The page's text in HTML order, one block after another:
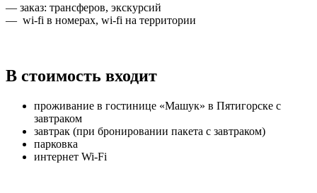
— заказ: трансферов, экскурсий
— wi-fi в номерах, wi-fi на территории
В стоимость входит
проживание в гостинице «Машук» в Пятигорске с
завтраком
завтрак (при бронировании пакета с завтраком)
парковка
интернет Wi-Fi